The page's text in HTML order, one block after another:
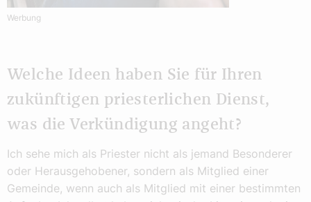
Werbung
Welche Ideen haben Sie für Ihren
zukünftigen priesterlichen Dienst,
was die Verkündigung angeht?
Ich sehe mich als Priester nicht als jemand Besonderer
oder Herausgehobener, sondern als Mitglied einer
Gemeinde, wenn auch als Mitglied mit einer bestimmten